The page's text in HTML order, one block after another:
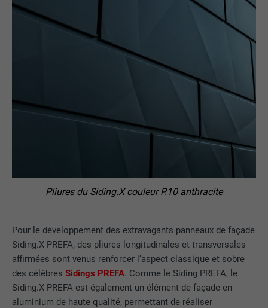
Pour le développement des extravagants panneaux de façade
Siding.X PREFA, des pliures longitudinales et transversales
affirmées sont venus renforcer l’aspect classique et sobre
des célèbresSidings PREFA. Comme le Siding PREFA, le
Siding.X PREFA est également un élément de façade en
aluminium de haute qualité, permettant de réaliser
Pliures du Siding.X couleur P.10 anthracite